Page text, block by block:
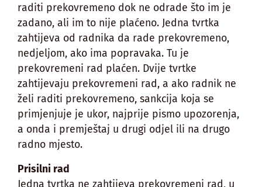
raditi prekovremeno dok ne odrade što im je
zadano, ali im to nije plaćeno. Jedna tvrtka
zahtijeva od radnika da rade prekovremeno,
nedjeljom, ako ima popravaka. Tu je
prekovremeni rad plaćen. Dvije tvrtke
zahtijevaju prekovremeni rad, a ako radnik ne
želi raditi prekovremeno, sankcija koja se
primjenjuje je ukor, najprije pismo upozorenja,
a onda i premještaj u drugi odjel ili na drugo
radno mjesto.
Prisilni rad
Jedna tvrtka ne zahtijeva prekovremeni rad, u